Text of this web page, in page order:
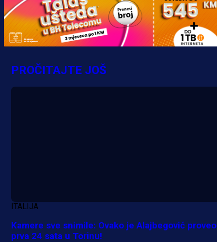
Promo vijesti
MrBit: Isprati kvalifikacije za
evropska takmičenja i preuzmi
bonus dobrodošlice!
PROČITAJTE JOŠ
ITALIJA
Kamere sve snimile: Ovako je Alajbegović proveo
prva 24 sata u Torinu!